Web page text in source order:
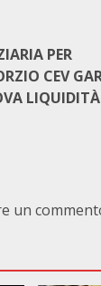
PER
CEV
LIQUIDITÀ
un